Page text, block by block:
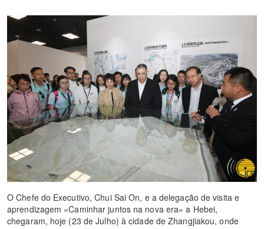
O Chefe do Executivo, Chui Sai On, e a delegação de visita e
aprendizagem «Caminhar juntos na nova era» a Hebei,
chegaram, hoje (23 de Julho) à cidade de Zhangjiakou, onde